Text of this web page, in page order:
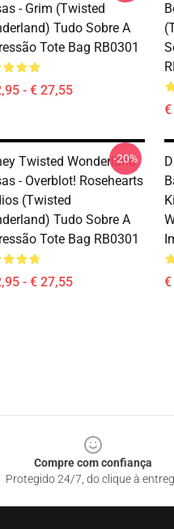
- Grim (Twisted
Tudo Sobre A
Tote Bag RB0301
- € 27,55
€
Twisted Wonderland
- Overblot! Rosehearts
(Twisted
Tudo Sobre A
Tote Bag RB0301
- € 27,55
-20%
€
Compre com confiança
Protegido 24/7, do clique à